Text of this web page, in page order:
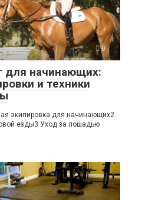
0
для начинающих:
и техники
экипировка для начинающих2
езды3 Уход за лошадью